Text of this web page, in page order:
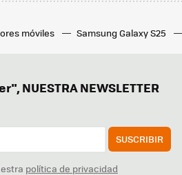
móviles Samsung Galaxy S25
NUESTRA NEWSLETTER
SUSCRIBIR
política de privacidad